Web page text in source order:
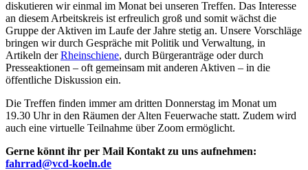
diskutieren wir einmal im Monat bei unseren Treffen. Das Interesse
an diesem Arbeitskreis ist erfreulich groß und somit wächst die
Gruppe der Aktiven im Laufe der Jahre stetig an. Unsere Vorschläge
bringen wir durch Gespräche mit Politik und Verwaltung, in
Artikeln derRheinschiene, durch Bürgeranträge oder durch
Presseaktionen – oft gemeinsam mit anderen Aktiven – in die
öffentliche Diskussion ein.
Die Treffen finden immer am dritten Donnerstag im Monat um
19.30 Uhr in den Räumen der Alten Feuerwache statt. Zudem wird
auch eine virtuelle Teilnahme über Zoom ermöglicht.
Gerne könnt ihr per Mail Kontakt zu uns aufnehmen:
fahrrad@vcd-koeln.de